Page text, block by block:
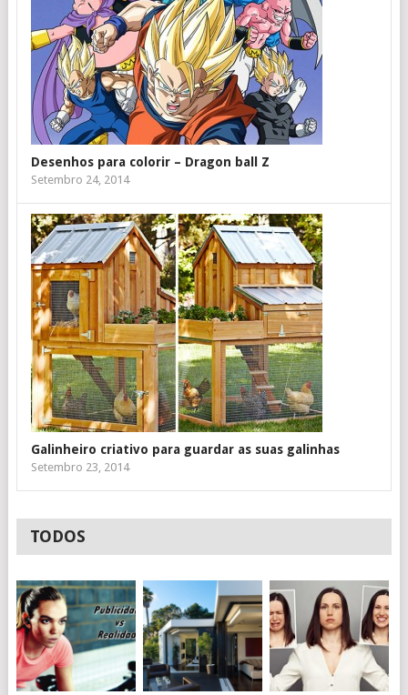
Desenhos para colorir – Dragon ball Z
Setembro 24, 2014
Galinheiro criativo para guardar as suas galinhas
Setembro 23, 2014
TODOS